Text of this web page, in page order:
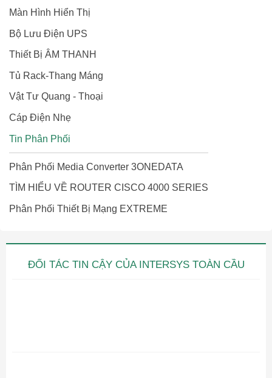
Màn Hình Hiển Thị
Bộ Lưu Điện UPS
Thiết Bị ÂM THANH
Tủ Rack-Thang Máng
Vật Tư Quang - Thoại
Cáp Điện Nhẹ
Tin Phân Phối
Phân Phối Media Converter 3ONEDATA
TÌM HIỂU VỀ ROUTER CISCO 4000 SERIES
Phân Phối Thiết Bị Mạng EXTREME
ĐỐI TÁC TIN CẬY CỦA INTERSYS TOÀN CẦU